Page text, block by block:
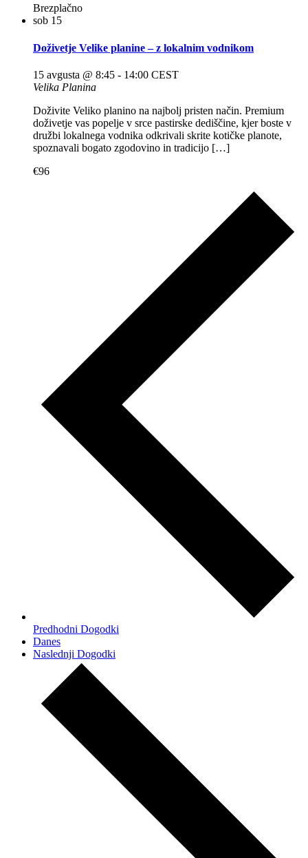
Brezplačno
sob 15
Doživetje Velike planine – z lokalnim vodnikom
15 avgusta @ 8:45 - 14:00 CEST
Velika Planina
Doživite Veliko planino na najbolj pristen način. Premium
doživetje vas popelje v srce pastirske dediščine, kjer boste v
družbi lokalnega vodnika odkrivali skrite kotičke planote,
spoznavali bogato zgodovino in tradicijo […]
€96
Predhodni Dogodki
Danes
Naslednji Dogodki